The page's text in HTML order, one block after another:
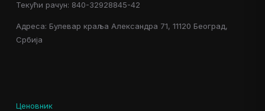
Текући рачун: 840-32928845-42
Адреса: Булевар краља Александра 71, 11120 Београд,
Србија
Ценовник